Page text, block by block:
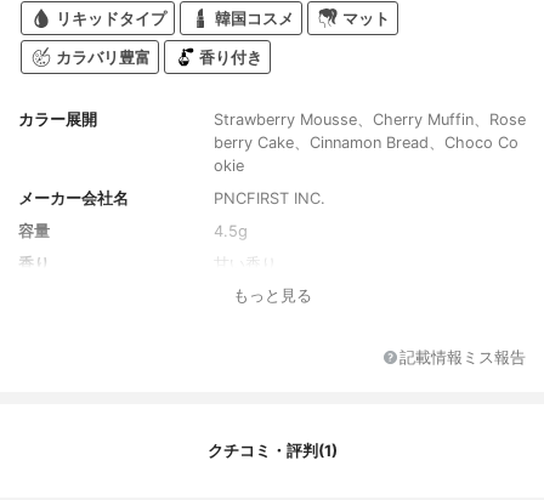
リキッドタイプ 韓国コスメ マット
カラバリ豊富 香り付き
カラー展開
Strawberry Mousse、Cherry Muffin、Rose
berry Cake、Cinnamon Bread、Choco Co
okie
メーカー会社名
PNCFIRST INC.
容量
4.5g
香り
甘い香り
もっと見る
記載情報ミス報告
クチコミ・評判(1)